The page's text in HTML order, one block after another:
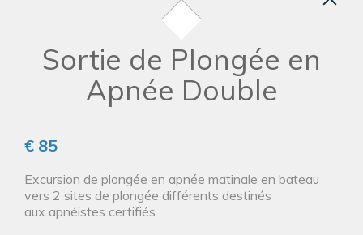
Sortie de Plongée en
Apnée Double
€ 85
Excursion de plongée en apnée matinale en bateau
vers 2 sites de plongée différents destinés
aux apnéistes certifiés.